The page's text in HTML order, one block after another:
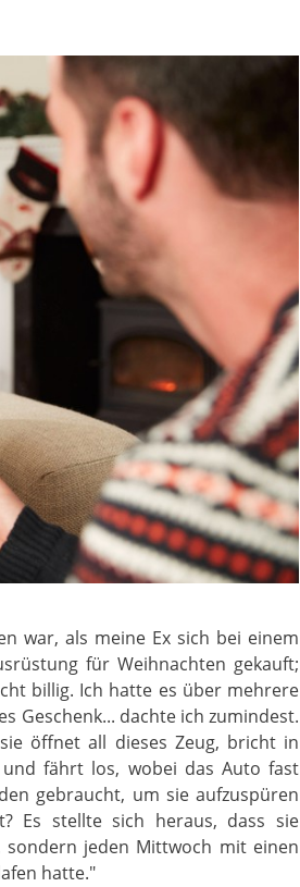
war, als meine Ex sich bei einem
für Weihnachten gekauft;
billig. Ich hatte es über mehrere
Geschenk... dachte ich zumindest.
öffnet all dieses Zeug, bricht in
fährt los, wobei das Auto fast
gebraucht, um sie aufzuspüren
Es stellte sich heraus, dass sie
jeden Mittwoch mit einen
hatte."